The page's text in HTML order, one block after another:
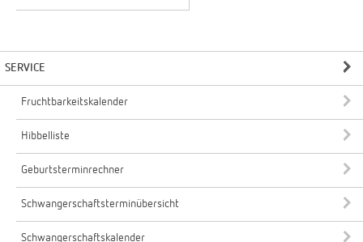
SERVICE
Fruchtbarkeitskalender
Hibbelliste
Geburtsterminrechner
Schwangerschaftsterminübersicht
Schwangerschaftskalender